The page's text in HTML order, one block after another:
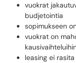
vuokrat
budjetointia
sopimukseen
vuokrat on
leasing ei